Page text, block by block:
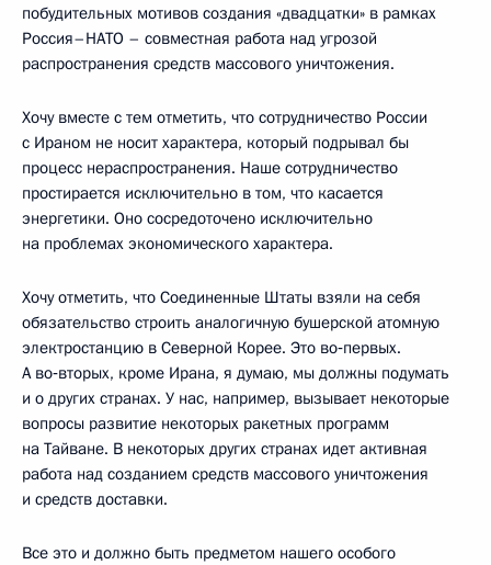
побудительных мотивов создания «двадцатки» в рамках
Россия–НАТО – совместная работа над угрозой
распространения средств массового уничтожения.
Хочу вместе с тем отметить, что сотрудничество России
с Ираном не носит характера, который подрывал бы
процесс нераспространения. Наше сотрудничество
простирается исключительно в том, что касается
энергетики. Оно сосредоточено исключительно
на проблемах экономического характера.
Хочу отметить, что Соединенные Штаты взяли на себя
обязательство строить аналогичную бушерской атомную
электростанцию в Северной Корее. Это во‑первых.
А во‑вторых, кроме Ирана, я думаю, мы должны подумать
и о других странах. У нас, например, вызывает некоторые
вопросы развитие некоторых ракетных программ
на Тайване. В некоторых других странах идет активная
работа над созданием средств массового уничтожения
и средств доставки.
Все это и должно быть предметом нашего особого